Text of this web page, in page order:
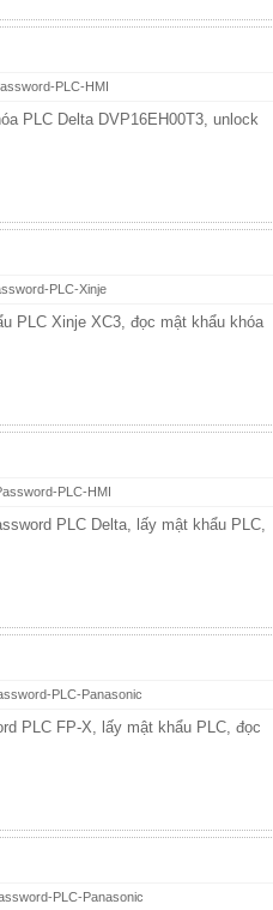
PLC-HMI
PLC Delta DVP16EH00T3, unlock
PLC-Xinje
PLC Xinje XC3, đọc mật khẩu khóa
PLC-HMI
PLC Delta, lấy mật khẩu PLC,
PLC-Panasonic
PLC FP-X, lấy mật khẩu PLC, đọc
PLC-Panasonic